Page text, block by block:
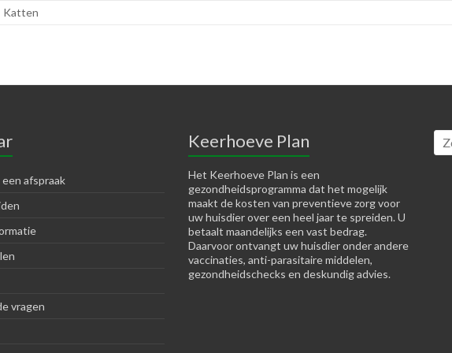
Katten
afspraak
vragen
Keerhoeve Plan
Het Keerhoeve Plan is een
gezondheidsprogramma dat het mogelijk
maakt de kosten van preventieve zorg voor
uw huisdier over een heel jaar te spreiden. U
betaalt maandelijks een vast bedrag.
Daarvoor ontvangt uw huisdier onder andere
vaccinaties, anti-parasitaire middelen,
gezondheidschecks en deskundig advies.